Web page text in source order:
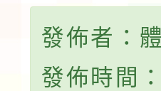
發佈者：
發佈時間